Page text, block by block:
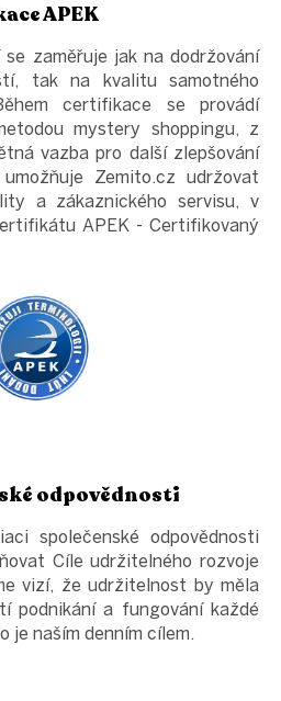
APEK
zaměřuje jak na dodržování
tak na kvalitu samotného
certifikace se provádí
mystery shoppingu, z
vazba pro další zlepšování
Zemito.cz udržovat
a zákaznického servisu, v
APEK - Certifikovaný
odpovědnosti
společenské odpovědnosti
Cíle udržitelného rozvoje
vizí, že udržitelnost by měla
podnikání a fungování každé
je naším denním cílem.